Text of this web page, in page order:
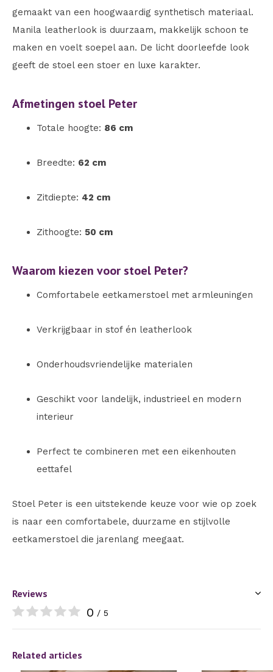
gemaakt van een hoogwaardig synthetisch materiaal.
Manila leatherlook is duurzaam, makkelijk schoon te
maken en voelt soepel aan. De licht doorleefde look
geeft de stoel een stoer en luxe karakter.
Afmetingen stoel Peter
Totale hoogte: 86 cm
Breedte: 62 cm
Zitdiepte: 42 cm
Zithoogte: 50 cm
Waarom kiezen voor stoel Peter?
Comfortabele eetkamerstoel met armleuningen
Verkrijgbaar in stof én leatherlook
Onderhoudsvriendelijke materialen
Geschikt voor landelijk, industrieel en modern
interieur
Perfect te combineren met een eikenhouten
eettafel
Stoel Peter is een uitstekende keuze voor wie op zoek
is naar een comfortabele, duurzame en stijlvolle
eetkamerstoel die jarenlang meegaat.
Reviews
0 / 5
Related articles